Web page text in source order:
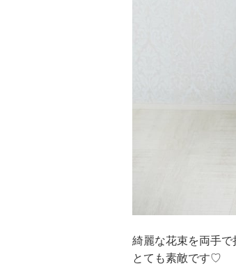
綺麗な花束を両手で
とても素敵です♡